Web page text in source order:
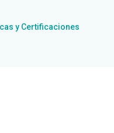
y Certificaciones